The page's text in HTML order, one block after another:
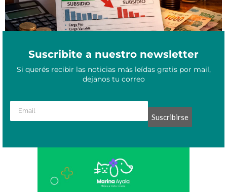
Suscribite a nuestro newsletter
Si querés recibir las noticias más leídas gratis por mail,
dejanos tu correo
Suscribirse